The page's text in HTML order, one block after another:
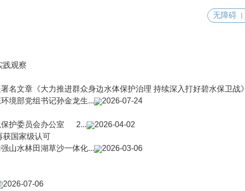
无障碍
践观察
名文章《大力推进群众身边水体保护治理 持续深入打好碧水保卫战》
境部党组书记孙金龙生...
2026-07-24
保护委员会办公室 2...
2026-04-02
获国家级认可
山水林田湖草沙一体化...
2026-03-06
2026-07-06